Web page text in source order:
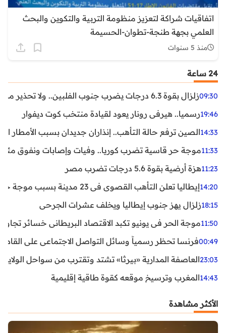
اتفاقيات شراكة لتعزيز منظومة التربية والتكوين والبحث
العلمي بجهة طنجة-تطوان-الحسيمة
منذ 5 سنوات
24 ساعة
09:30زلزال بقوة 6.3 درجات يضرب جنوب الفلبين.. ولا تحذير من تسونامي حتى الآن
19:46رسميا.. هيرفي رونار يعود لقيادة منتخب كوت ديفوار
14:33الصين ترفع حالة التأهب.. إنذاران جديدان بسبب الأمطار
11:33موجة حر قاسية تضرب كوريا.. وفيات وإصابات ونفوق مئات
11:23هزة أرضية بقوة 5.6 درجات تضرب مصر
14:20إيطاليا تعلن التأهب القصوى في 23 مدينة بسبب موجة حر شديدة
18:15زلزال يهز جنوب إيطاليا ويخلف عشرات الجرحى
11:50موجة الحر في يونيو تكبد الاقتصاد البريطاني خسائر تجاوزت 1.5 مليار
00:49فرنسا تحظر رسمياً وسائل التواصل الاجتماعي على القاصرين
23:03العاصفة المدارية «بيرثا» تشتد وتقترب من سواحل
14:43المغرب وترسيخ موقعه كقوة طاقية إقليمية
الأكثر مشاهدة